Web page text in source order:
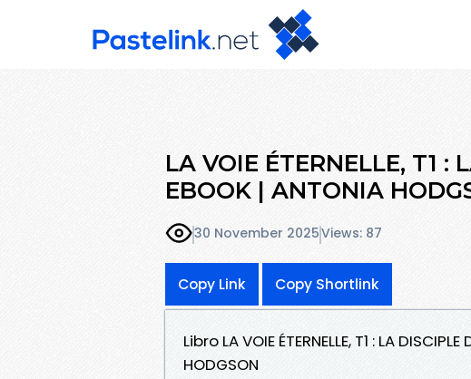
LA VOIE ÉTERNELLE, T1 :
EBOOK | ANTONIA
30 November 2025Views: 87
Copy Link Copy Shortlink
Libro LA VOIE ÉTERNELLE, T1 : LA
HODGSON